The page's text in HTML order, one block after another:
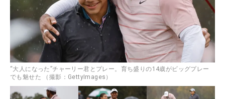
“大人になった”チャーリー君とプレー。育ち盛りの14歳がビッグプレー
でも魅せた （撮影：GettyImages）